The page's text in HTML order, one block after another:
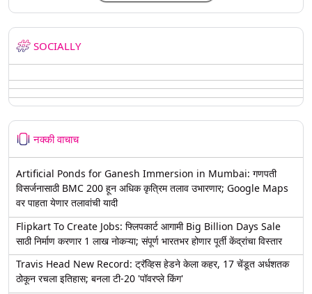
SOCIALLY
नक्की वाचाच
Artificial Ponds for Ganesh Immersion in Mumbai: गणपती
विसर्जनासाठी BMC 200 हून अधिक कृत्रिम तलाव उभारणार; Google Maps
वर पाहता येणार तलावांची यादी
Flipkart To Create Jobs: फ्लिपकार्ट आगामी Big Billion Days Sale
साठी निर्माण करणार 1 लाख नोकऱ्या; संपूर्ण भारतभर होणार पूर्ती केंद्रांचा विस्तार
Travis Head New Record: ट्रॅव्हिस हेडने केला कहर, 17 चेंडूत अर्धशतक
ठोकून रचला इतिहास; बनला टी-20 'पॉवरप्ले किंग'